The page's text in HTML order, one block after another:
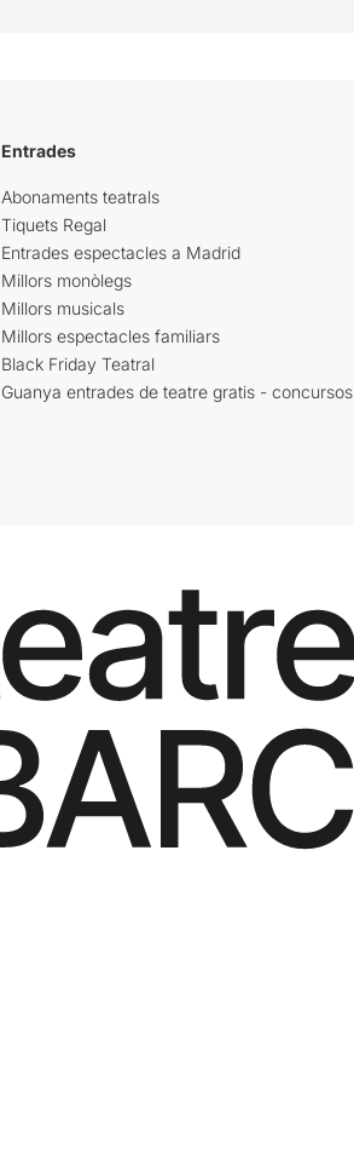
Entrades
Abonaments teatrals
Tiquets Regal
Entrades espectacles a Madrid
Millors monòlegs
Millors musicals
Millors espectacles familiars
Black Friday Teatral
Guanya entrades de teatre gratis - concursos